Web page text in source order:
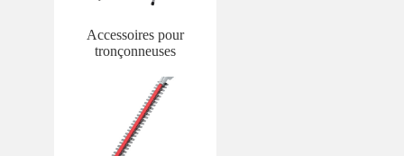
Accessoires pour
tronçonneuses